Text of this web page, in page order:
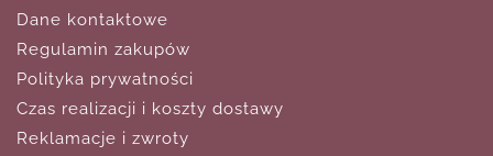
Dane kontaktowe
Regulamin zakupów
Polityka prywatności
Czas realizacji i koszty dostawy
Reklamacje i zwroty